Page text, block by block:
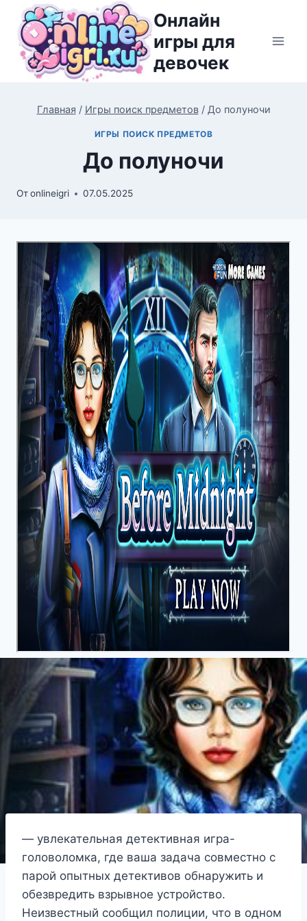
Перейти
содержимому
Онлайн
игры для
девочек
Главная / Игры поиск предметов / До полуночи
ИГРЫ ПОИСК ПРЕДМЕТОВ
До полуночи
Отonlineigri 07.05.2025
— увлекательная детективная игра-
головоломка, где ваша задача совместно с
парой опытных детективов обнаружить и
обезвредить взрывное устройство.
Неизвестный сообщил полиции, что в одном